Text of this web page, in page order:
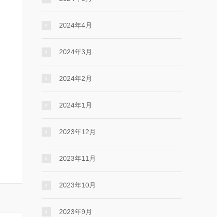
2024年4月
2024年3月
2024年2月
2024年1月
2023年12月
2023年11月
2023年10月
2023年9月